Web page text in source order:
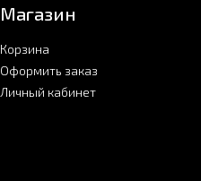
Магазин
Корзина
Оформить заказ
Личный кабинет